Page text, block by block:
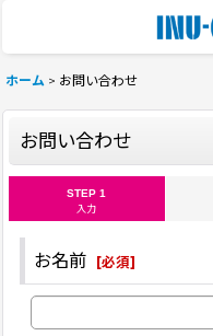
ホーム > お問い合わせ
お問い合わせ
STEP 1
入力
お名前 [必須]